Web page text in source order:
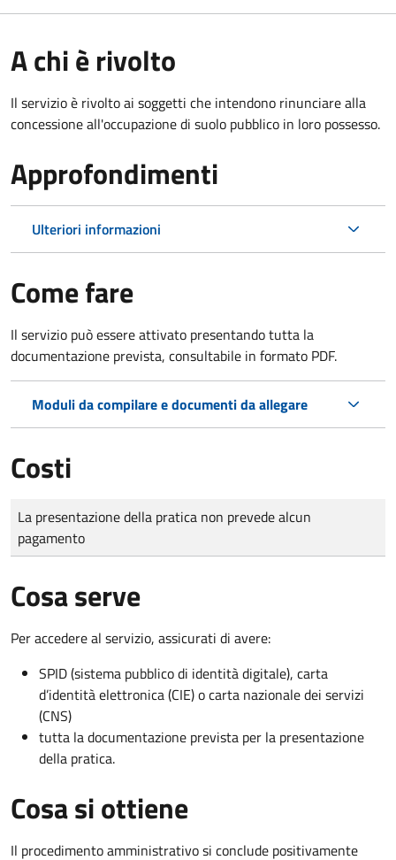
A chi è rivolto
Il servizio è rivolto ai soggetti che intendono rinunciare alla
concessione all'occupazione di suolo pubblico in loro possesso.
Approfondimenti
Ulteriori informazioni
Come fare
Il servizio può essere attivato presentando tutta la
documentazione prevista, consultabile in formato PDF.
Moduli da compilare e documenti da allegare
Costi
Tipo di pagamento
Importo
La presentazione della pratica non prevede alcun
pagamento
Cosa serve
Per accedere al servizio, assicurati di avere:
SPID (sistema pubblico di identità digitale), carta
d’identità elettronica (CIE) o carta nazionale dei servizi
(CNS)
tutta la documentazione prevista per la presentazione
della pratica.
Cosa si ottiene
Il procedimento amministrativo si conclude positivamente